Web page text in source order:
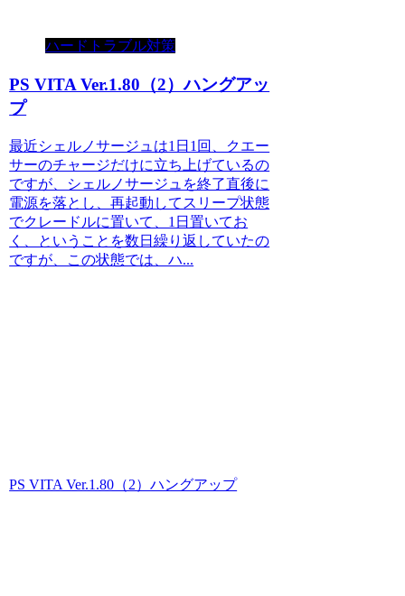
ハードトラブル対策
PS VITA Ver.1.80（2）ハングアッ
プ
最近シェルノサージュは1日1回、クエー
サーのチャージだけに立ち上げているの
ですが、シェルノサージュを終了直後に
電源を落とし、再起動してスリープ状態
でクレードルに置いて、1日置いてお
く、ということを数日繰り返していたの
ですが、この状態では、ハ...
PS VITA Ver.1.80（2）ハングアップ